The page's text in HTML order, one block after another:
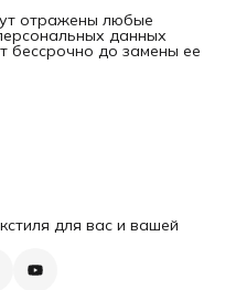
отражены любые
данных
бессрочно до замены ее
для вас и вашей